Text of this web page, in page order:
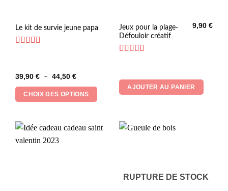
Le kit de survie jeune papa
39,90 € – 44,50 €Plage
prix :
39,90 €
à
CHOIX DES OPTIONS
Ce
produit
Les
options
peuvent
choisies
la
Jeux pour la plage-
Défouloir créatif
9,90€
AJOUTER AU PANIER
RUPTURE DE STOCK